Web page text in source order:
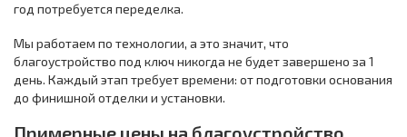
год потребуется переделка.
Мы работаем по технологии, а это значит, что
благоустройство под ключ никогда не будет завершено за 1
день. Каждый этап требует времени: от подготовки основания
до финишной отделки и установки.
Примерные цены на благоустройство